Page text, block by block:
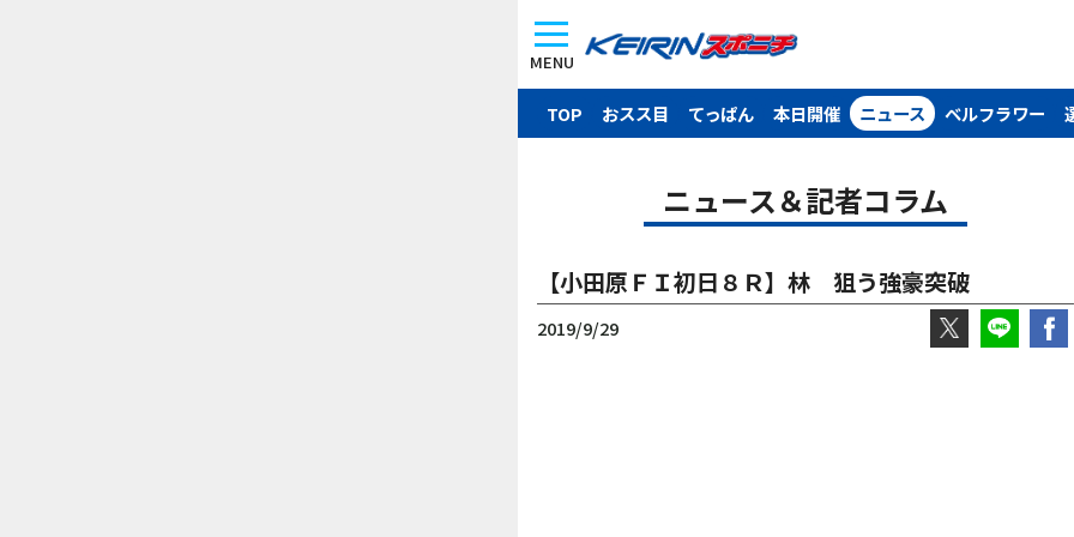
MENU
TOP おスス目 てっぱん 本日開催 ニュース ベルフラワー
ニュース＆記者コラム
【小田原ＦＩ初日８Ｒ】林 狙う強豪突破
2019/9/29